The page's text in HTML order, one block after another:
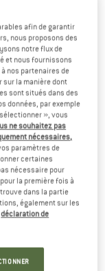
(0)
Pneu de vélo
afin de garantir
nous proposons des
notre flux de
et nous fournissons
nos partenaires de
sur la manière dont
sont situés dans des
données, par exemple
», vous
ne souhaitez pas
nécessaires,
paramètres de
certaines
nécessaire pour
la première fois à
dans la partie
également sur les
déclaration de